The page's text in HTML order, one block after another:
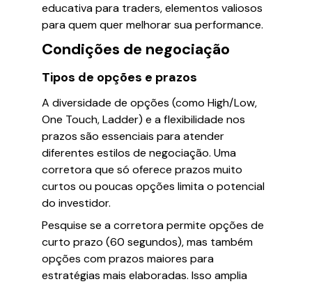
educativa para traders, elementos valiosos
para quem quer melhorar sua performance.
Condições de negociação
Tipos de opções e prazos
A diversidade de opções (como High/Low,
One Touch, Ladder) e a flexibilidade nos
prazos são essenciais para atender
diferentes estilos de negociação. Uma
corretora que só oferece prazos muito
curtos ou poucas opções limita o potencial
do investidor.
Pesquise se a corretora permite opções de
curto prazo (60 segundos), mas também
opções com prazos maiores para
estratégias mais elaboradas. Isso amplia